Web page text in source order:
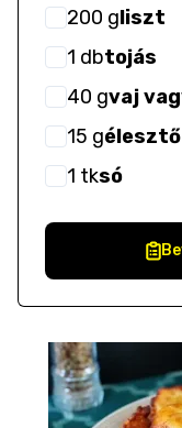
200 gliszt
1 dbtojás
40 gvaj
15 gélesztő
1 tksó